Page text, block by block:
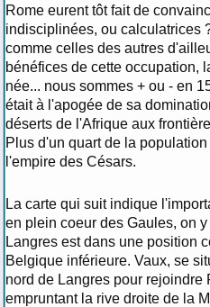
Rome eurent tôt fait de
indisciplinées, ou calculatrices
comme celles des autres
bénéfices de cette occupation,
née... nous sommes + ou - en
était à l'apogée de sa
déserts de l'Afrique aux
Plus d'un quart de la
l'empire des Césars.
La carte qui suit indique
en plein coeur des Gaules, on
Langres est dans une position
Belgique inférieure. Vaux, se
nord de Langres pour rejoindre
empruntant la rive droite de la